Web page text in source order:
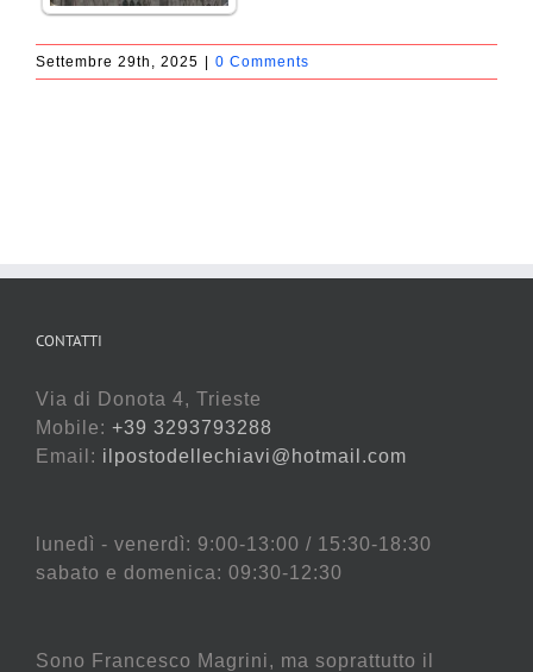
Settembre 29th, 2025 0 Comments
CONTATTI
Via di Donota 4, Trieste
Mobile: +39 3293793288
Email: ilpostodellechiavi@hotmail.com
lunedì - venerdì: 9:00-13:00 / 15:30-18:30
sabato e domenica: 09:30-12:30
Sono Francesco Magrini, ma soprattutto il